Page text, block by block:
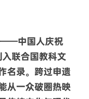
——中国人庆祝
联合国教科文
名录。跨过申遗
从一众破圈热映